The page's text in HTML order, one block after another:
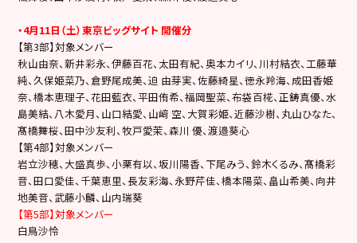
・4月11日（土）東京ビッグサイト 開催分
【第3部】対象メンバー
秋山由奈、新井彩永、伊藤百花、太田有紀、奥本カイリ、川村結衣、工藤華
純、久保姫菜乃、倉野尾成美、迫 由芽実、佐藤綺星、徳永羚海、成田香姫
奈、橋本恵理子、花田藍衣、平田侑希、福岡聖菜、布袋百椛、正鋳真優、水
島美結、八木愛月、山口結愛、山﨑 空、大賀彩姫、近藤沙樹、丸山ひなた、
髙橋舞桜、田中沙友利、牧戸愛茉、森川 優、渡邉葵心
【第4部】対象メンバー
岩立沙穂、大盛真歩、小栗有以、坂川陽香、下尾みう、鈴木くるみ、髙橋彩
音、田口愛佳、千葉恵里、長友彩海、永野芹佳、橋本陽菜、畠山希美、向井
地美音、武藤小麟、山内瑞葵
【第5部】対象メンバー
白鳥沙怜